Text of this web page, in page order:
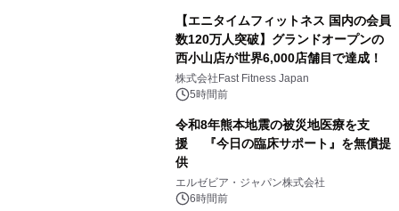
【エニタイムフィットネス 国内の会員
数120万人突破】グランドオープンの
西小山店が世界6,000店舗目で達成！
株式会社Fast Fitness Japan
5時間前
令和8年熊本地震の被災地医療を支
援 『今日の臨床サポート』を無償提
供
エルゼビア・ジャパン株式会社
6時間前